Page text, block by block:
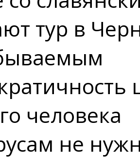
тур в
человека
не